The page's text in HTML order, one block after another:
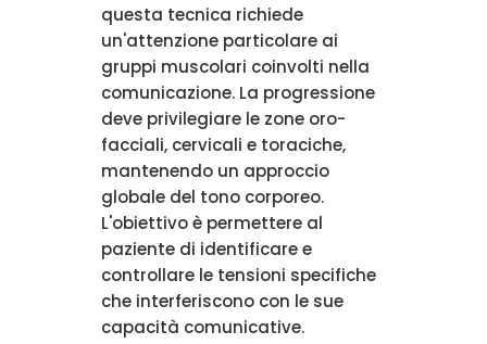
questa tecnica richiede
un'attenzione particolare ai
gruppi muscolari coinvolti nella
comunicazione. La progressione
deve privilegiare le zone oro-
facciali, cervicali e toraciche,
mantenendo un approccio
globale del tono corporeo.
L'obiettivo è permettere al
paziente di identificare e
controllare le tensioni specifiche
che interferiscono con le sue
capacità comunicative.